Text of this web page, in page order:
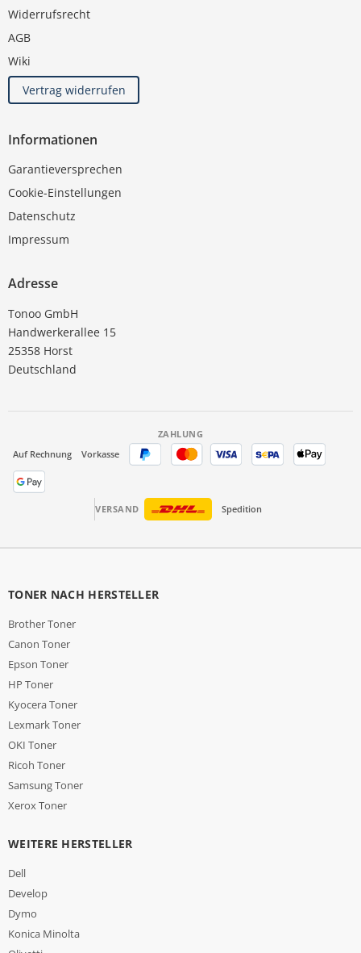
Widerrufsrecht
AGB
Wiki
Vertrag widerrufen
Informationen
Garantieversprechen
Cookie-Einstellungen
Datenschutz
Impressum
Adresse
Tonoo GmbH
Handwerkerallee 15
25358 Horst
Deutschland
ZAHLUNG
Auf Rechnung
Vorkasse
VERSAND Spedition
TONER NACH HERSTELLER
Brother Toner
Canon Toner
Epson Toner
HP Toner
Kyocera Toner
Lexmark Toner
OKI Toner
Ricoh Toner
Samsung Toner
Xerox Toner
WEITERE HERSTELLER
Dell
Develop
Dymo
Konica Minolta